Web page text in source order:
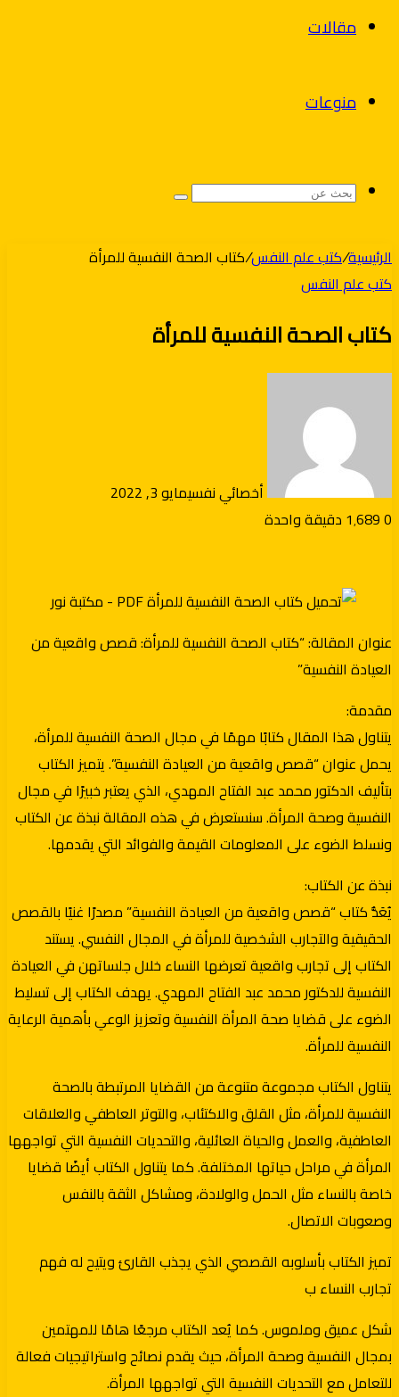
مقالات
منوعات
بحث
الرئيسية/كتب علم النفس/كتاب الصحة النفسية للمرأة
كتب علم النفس
كتاب الصحة النفسية للمرأة
أخصائي نفسيمايو 3, 2022
0
دقيقة واحدة
عنوان المقالة: “كتاب الصحة النفسية للمرأة: قصص واقعية من
العيادة النفسية”
مقدمة:
يتناول هذا المقال كتابًا مهمًا في مجال الصحة النفسية للمرأة،
يحمل عنوان “قصص واقعية من العيادة النفسية”. يتميز الكتاب
بتأليف الدكتور محمد عبد الفتاح المهدي، الذي يعتبر خبيرًا في مجال
النفسية وصحة المرأة. سنستعرض في هذه المقالة نبذة عن الكتاب
ونسلط الضوء على المعلومات القيمة والفوائد التي يقدمها.
نبذة عن الكتاب:
يُعَدُّ كتاب “قصص واقعية من العيادة النفسية” مصدرًا غنيًا بالقصص
الحقيقية والتجارب الشخصية للمرأة في المجال النفسي. يستند
الكتاب إلى تجارب واقعية تعرضها النساء خلال جلساتهن في العيادة
النفسية للدكتور محمد عبد الفتاح المهدي. يهدف الكتاب إلى تسليط
الضوء على قضايا صحة المرأة النفسية وتعزيز الوعي بأهمية الرعاية
النفسية للمرأة.
يتناول الكتاب مجموعة متنوعة من القضايا المرتبطة بالصحة
النفسية للمرأة، مثل القلق والاكتئاب، والتوتر العاطفي والعلاقات
العاطفية، والعمل والحياة العائلية، والتحديات النفسية التي تواجهها
المرأة في مراحل حياتها المختلفة. كما يتناول الكتاب أيضًا قضايا
خاصة بالنساء مثل الحمل والولادة، ومشاكل الثقة بالنفس
وصعوبات الاتصال.
تميز الكتاب بأسلوبه القصصي الذي يجذب القارئ ويتيح له فهم
تجارب النساء ب
شكل عميق وملموس. كما يُعد الكتاب مرجعًا هامًا للمهتمين
بمجال النفسية وصحة المرأة، حيث يقدم نصائح واستراتيجيات فعالة
للتعامل مع التحديات النفسية التي تواجهها المرأة.